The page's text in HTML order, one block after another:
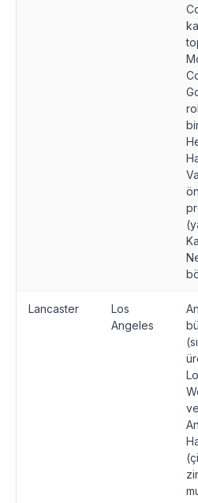
Lancaster
Los
Angeles